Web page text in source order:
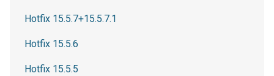
Hotfix 15.5.7+15.5.7.1
Hotfix 15.5.6
Hotfix 15.5.5